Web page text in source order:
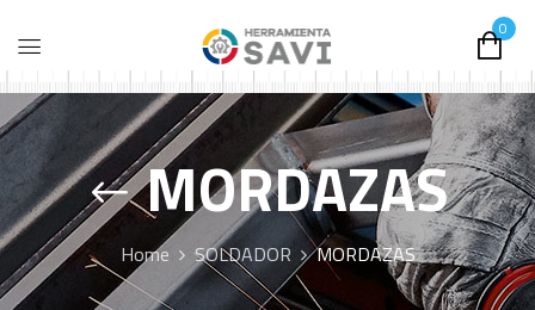
0
MORDAZAS
Home SOLDADOR MORDAZAS